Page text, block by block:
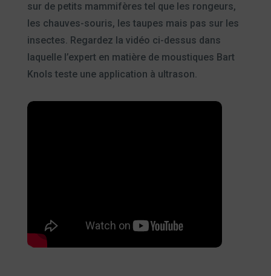
sur de petits mammifères tel que les rongeurs,
les chauves-souris, les taupes mais pas sur les
insectes. Regardez la vidéo ci-dessus dans
laquelle l’expert en matière de moustiques Bart
Knols teste une application à ultrason.